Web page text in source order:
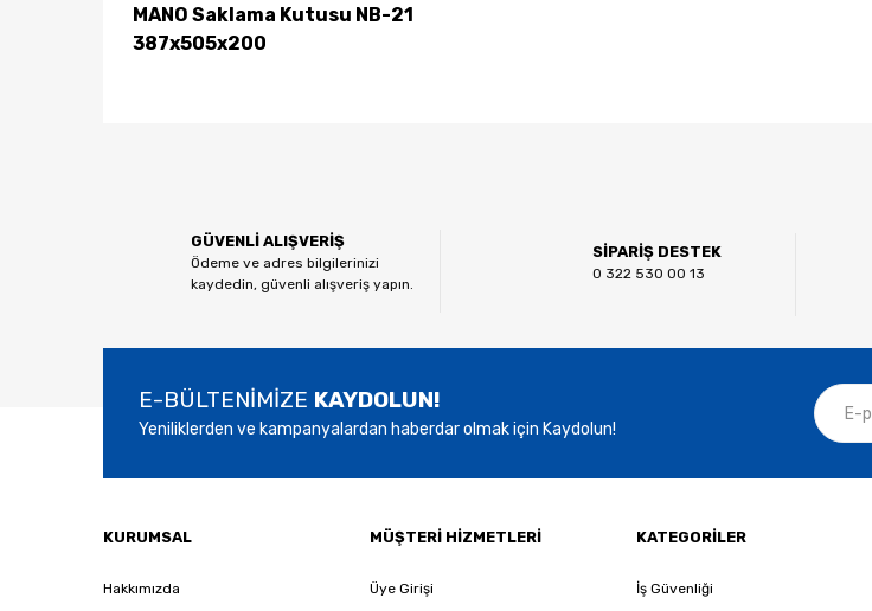
MANO Saklama Kutusu NB-21
387x505x200
Ürün açıklamasında eksik bilgiler bulunuyor.
Ürün bilgilerinde hatalar bulunuyor.
GÜVENLİ ALIŞVERİŞ
Ödeme ve adres bilgilerinizi
kaydedin, güvenli alışveriş yapın.
SİPARİŞ DESTEK
0 322 530 00 13
E-BÜLTENİMİZE KAYDOLUN!
Yeniliklerden ve kampanyalardan haberdar olmak için Kaydolun!
KURUMSAL
Hakkımızda
MÜŞTERİ HİZMETLERİ
Üye Girişi
KATEGORİLER
İş Güvenliği